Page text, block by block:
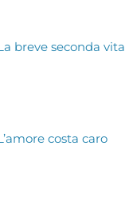
breve seconda
costa caro